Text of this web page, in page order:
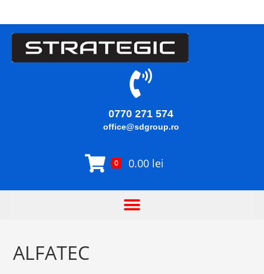
0770 271 574
office@sdgroup.ro
0 0.00 lei
ALFATEC